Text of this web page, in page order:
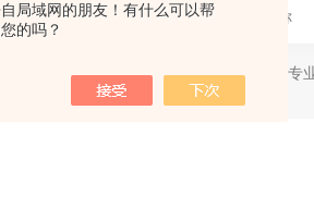
局域网的朋友！有什么可以帮
的吗？
体系
热门关键词：石油产品专